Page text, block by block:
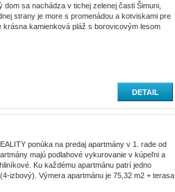
sa nachádza v tichej zelenej časti Šimuni,
strany je more s promenádou a kotviskami pre
kamienková pláž s borovicovým lesom
DETAIL
ponúka na predaj apartmány v 1. rade od
majú podlahové vykurovanie v kúpeľni a
Ku každému apartmánu patrí jedno
izbový). Výmera apartmánu je 75,32 m2 + terasa